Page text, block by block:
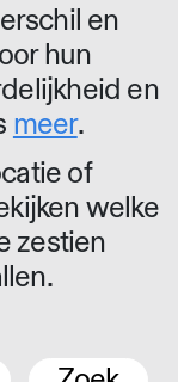
en
hun
en
meer.
of
welke
zestien